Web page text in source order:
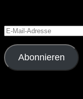
E-
Mail-
Adresse
Abonnieren